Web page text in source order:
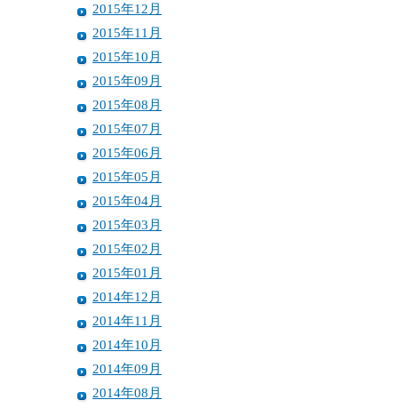
2015年12月
2015年11月
2015年10月
2015年09月
2015年08月
2015年07月
2015年06月
2015年05月
2015年04月
2015年03月
2015年02月
2015年01月
2014年12月
2014年11月
2014年10月
2014年09月
2014年08月